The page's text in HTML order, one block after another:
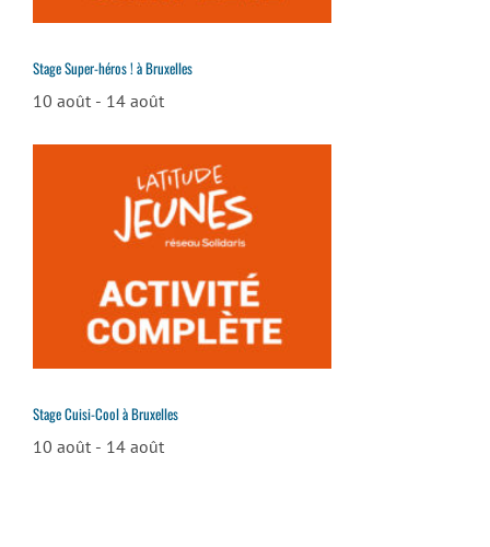
Stage Super-héros ! à Bruxelles
10 août - 14 août
Stage Cuisi-Cool à Bruxelles
10 août - 14 août